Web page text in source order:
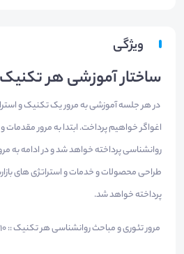
ویژگی
ساختار آموزشی هر تکنیک
در هر جلسه آموزشی به مرور یک تکنیک و
اغواگر خواهیم پرداخت. ابتدا به مرور مقدمات
روانشناسی پرداخته خواهد شد و در ادامه به
طراحی محصولات و خدمات و استراتژی های
پرداخته خواهد شد.
مرور تئوری و مباحث روانشناسی هر تکنیک :: ۱۰ الی ۱۵ دقیقه